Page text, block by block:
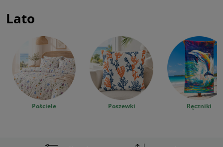
Lato
Pościele Poszewki Ręczniki